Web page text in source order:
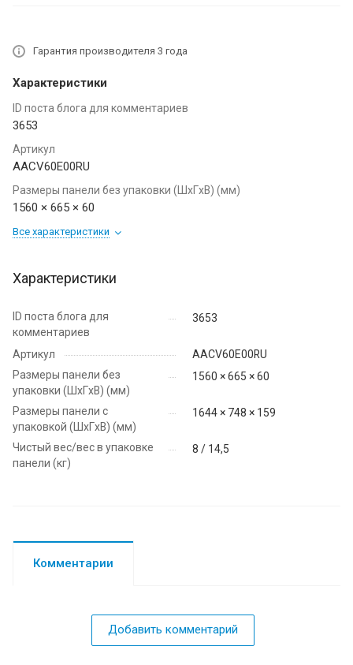
Гарантия производителя 3 года
Характеристики
ID поста блога для комментариев
3653
Артикул
AACV60E00RU
Размеры панели без упаковки (ШxГxВ) (мм)
1560 × 665 × 60
Все характеристики
Характеристики
ID поста блога для
комментариев
3653
Артикул
AACV60E00RU
Размеры панели без
упаковки (ШxГxВ) (мм)
1560 × 665 × 60
Размеры панели с
упаковкой (ШxГxВ) (мм)
1644 × 748 × 159
Чистый вес/вес в упаковке
панели (кг)
8 / 14,5
Комментарии
Добавить комментарий